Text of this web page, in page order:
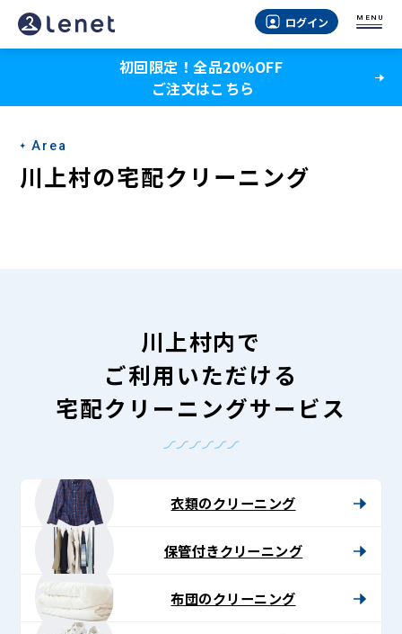
川
上
の
宅
配
ト〉
ログイン MENU
初回限定！全品20％OFF
ご注文はこちら
Area
川上村の宅配クリーニング
川上村内で
ご利用いただける
宅配クリーニングサービス
衣類のクリーニング
保管付きクリーニング
布団のクリーニング